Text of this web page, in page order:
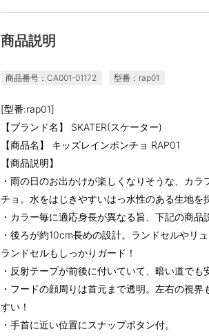
商品説明
商品番号：CA001-01172 型番：rap01
[型番:rap01]
【ブランド名】 SKATER(スケーター)
【商品名】 キッズレインポンチョ RAP01
【商品説明】
・雨の日のお出かけが楽しくなりそうな、カ
チョ。水をはじきやすいはっ水性のある生地を
・カラー毎に適応身長が異なる旨、下記の商品
・後ろが約10cm長めの設計。ランドセルやリ
ランドセルもしっかりガード！
・反射テープが前後に付いていて、暗い道でも
・フードの顔周りは首元まで透明。左右の視
すい！
・手首に近い位置にスナップボタン付。